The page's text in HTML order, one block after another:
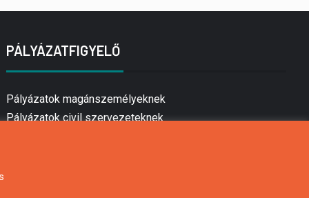
PÁLYÁZATFIGYELŐ
Pályázatok magánszemélyeknek
Pályázatok civil szervezeteknek